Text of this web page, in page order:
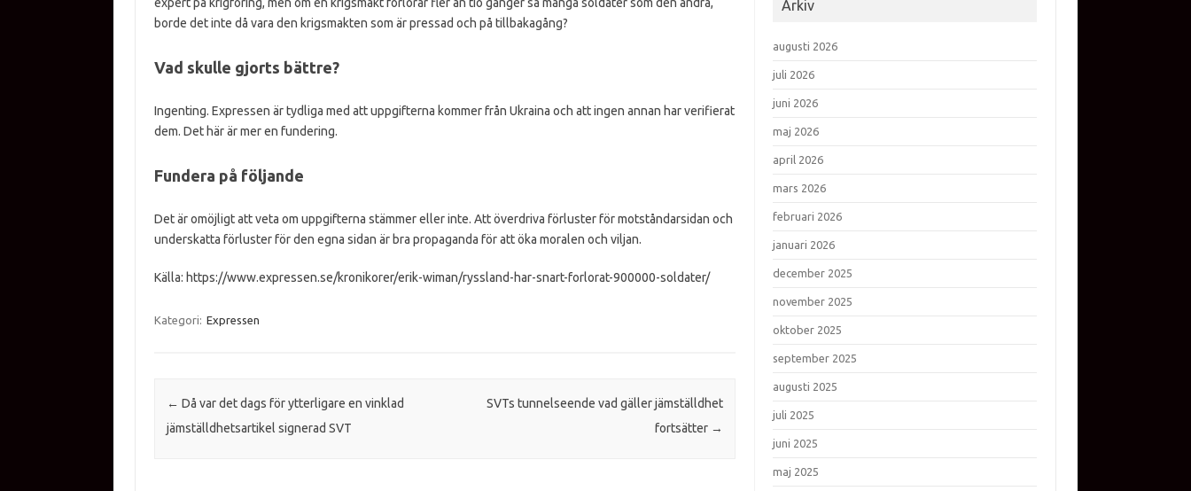
borde det inte då vara den krigsmakten som är pressad och på tillbakagång?
Vad skulle gjorts bättre?
Ingenting. Expressen är tydliga med att uppgifterna kommer från Ukraina och att ingen annan har verifierat
dem. Det här är mer en fundering.
Fundera på följande
Det är omöjligt att veta om uppgifterna stämmer eller inte. Att överdriva förluster för motståndarsidan och
underskatta förluster för den egna sidan är bra propaganda för att öka moralen och viljan.
Källa: https://www.expressen.se/kronikorer/erik-wiman/ryssland-har-snart-forlorat-900000-soldater/
Kategori: Expressen
Inläggsnavigering
← Då var det dags för ytterligare en vinklad
jämställdhetsartikel signerad SVT
SVTs tunnelseende vad gäller jämställdhet
fortsätter →
Arkiv
augusti 2026
juli 2026
juni 2026
maj 2026
april 2026
mars 2026
februari 2026
januari 2026
december 2025
november 2025
oktober 2025
september 2025
augusti 2025
juli 2025
juni 2025
maj 2025